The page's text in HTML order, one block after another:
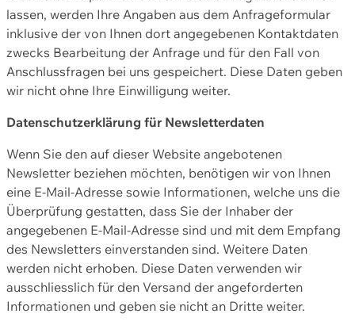
lassen, werden Ihre Angaben aus dem Anfrageformular
inklusive der von Ihnen dort angegebenen Kontaktdaten
zwecks Bearbeitung der Anfrage und für den Fall von
Anschlussfragen bei uns gespeichert. Diese Daten geben
wir nicht ohne Ihre Einwilligung weiter.
Datenschutzerklärung für Newsletterdaten
Wenn Sie den auf dieser Website angebotenen
Newsletter beziehen möchten, benötigen wir von Ihnen
eine E-Mail-Adresse sowie Informationen, welche uns die
Überprüfung gestatten, dass Sie der Inhaber der
angegebenen E-Mail-Adresse sind und mit dem Empfang
des Newsletters einverstanden sind. Weitere Daten
werden nicht erhoben. Diese Daten verwenden wir
ausschliesslich für den Versand der angeforderten
Informationen und geben sie nicht an Dritte weiter.